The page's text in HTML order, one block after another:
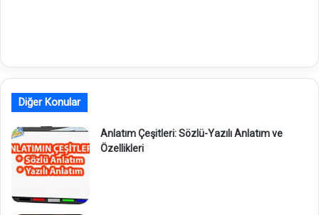
Diğer Konular
Anlatım Çeşitleri: Sözlü-Yazılı Anlatım ve
Özellikleri